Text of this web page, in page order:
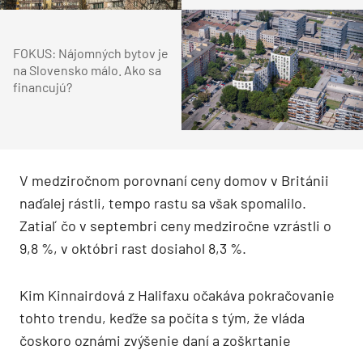
FOKUS: Nájomných bytov je
na Slovensko málo. Ako sa
financujú?
V medziročnom porovnaní ceny domov v Británii
naďalej rástli, tempo rastu sa však spomalilo.
Zatiaľ čo v septembri ceny medziročne vzrástli o
9,8 %, v októbri rast dosiahol 8,3 %.
Kim Kinnairdová z Halifaxu očakáva pokračovanie
tohto trendu, keďže sa počíta s tým, že vláda
čoskoro oznámi zvýšenie daní a zoškrtanie